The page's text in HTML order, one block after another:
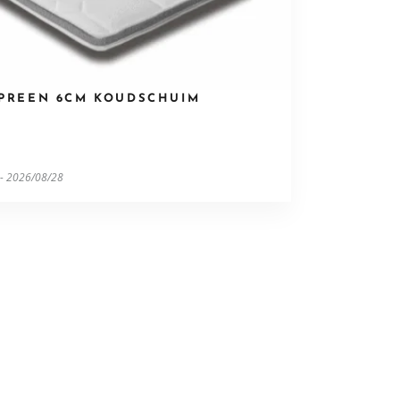
6CM KOUDSCHUIM
2026/08/28